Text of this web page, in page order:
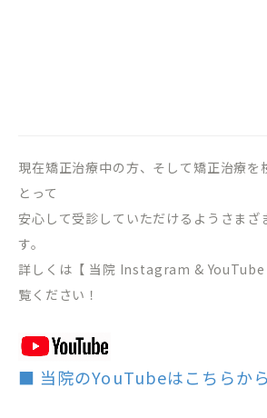
現在矯正治療中の方、そして矯正治療を
とって
安心して受診していただけるようさまざ
す。
詳しくは【 当院 Instagram & YouTube
覧ください！
■ 当院のYouTubeはこちらから